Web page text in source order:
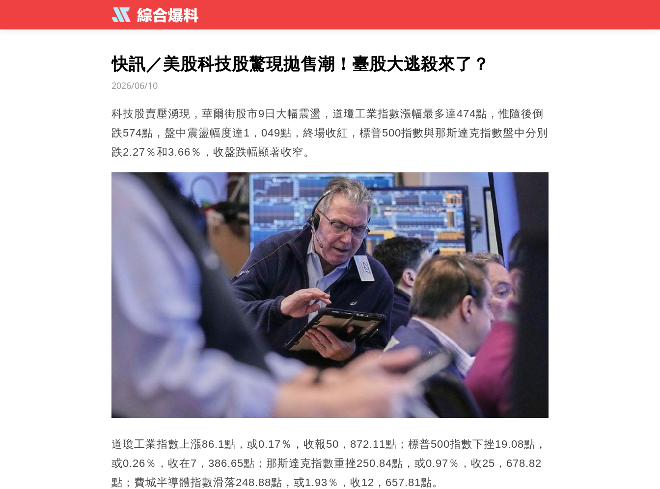
快訊／美股科技股驚現拋售潮！臺股大逃殺來了？
2026/06/10
科技股賣壓湧現，華爾街股市9日大幅震盪，道瓊工業指數漲幅最多達474點，惟隨後倒
跌574點，盤中震盪幅度達1，049點，終場收紅，標普500指數與那斯達克指數盤中分別
跌2.27％和3.66％，收盤跌幅顯著收窄。
道瓊工業指數上漲86.1點，或0.17％，收報50，872.11點；標普500指數下挫19.08點，
或0.26％，收在7，386.65點；那斯達克指數重挫250.84點，或0.97％，收25，678.82
點；費城半導體指數滑落248.88點，或1.93％，收12，657.81點。